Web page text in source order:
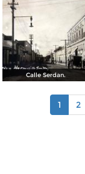
Calle Serdan.
1 2